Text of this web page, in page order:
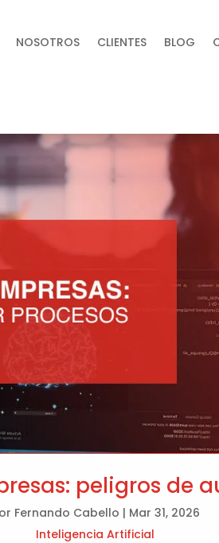
NOSOTROS CLIENTES BLOG
peligros de
Fernando Cabello | Mar 31, 2026
Inteligencia Artificial